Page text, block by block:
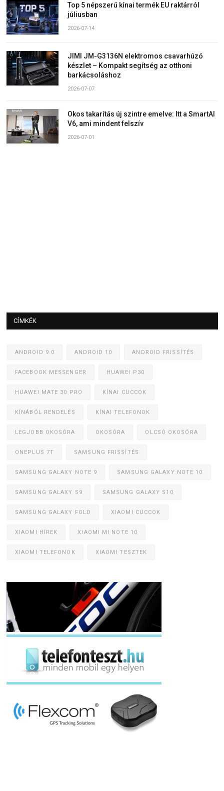
Top 5 népszerű kínai termék EU raktárról
júliusban
2026-07-14
JIMI JM-G3136N elektromos csavarhúzó
készlet – Kompakt segítség az otthoni
barkácsoláshoz
2026-07-07
Okos takarítás új szintre emelve: Itt a SmartAI
V6, ami mindent felszív
2026-07-01
CÍMKÉK
ANDROID 9.0 ANDROID 10 ANDROID FRISSÍTÉS
FACEBOOK MESSENGER HUAWEI P30
HUAWEI MATE 30 PRO KÍNAI CUCCOK
KÍNÁBÓL RENDELÉS KÍNAI TELEFONOK
LEGJOBB OKOSÓRA OKOSÓRA OLCSÓ OKOSÓRA
ONEPLUS 7T SAMSUNG FRISSÍTÉS
SAMSUNG GALAXY NOTE 9 SAMSUNG GALAXY NOTE 10
SAMSUNG GALAXY S9 SAMSUNG GALAXY S10
SAMSUNG GALAXY FOLD XIAOMI CUCCOK
XIAOMI HÍREK XIAOMI MI NOTE 10
XIAOMI TELEFONOK XIAOMI TESZTEK